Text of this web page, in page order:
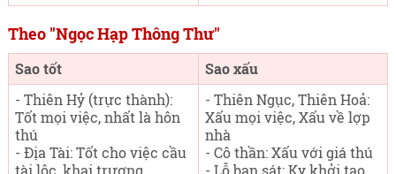
Theo "Ngọc Hạp Thông Thư"
Sao tốt
Sao xấu
- Thiên Hỷ (trực thành):
Tốt mọi việc, nhất là hôn
thú
- Địa Tài: Tốt cho việc cầu
tài lộc, khai trương
- Thiên Ngục, Thiên Hoả:
Xấu mọi việc, Xấu về lợp
nhà
- Cô thần: Xấu với giá thú
- Lỗ ban sát: Kỵ khởi tạo